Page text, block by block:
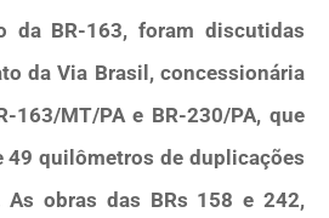
da BR-163, foram discutidas
da Via Brasil, concessionária
163/MT/PA e BR-230/PA, que
49 quilômetros de duplicações
As obras das BRs 158 e 242,